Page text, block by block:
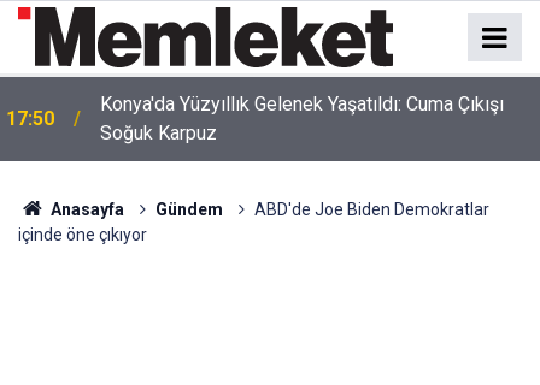
Konya'da Yüzyıllık Gelenek Yaşatıldı: Cuma Çıkışı
Soğuk Karpuz
17:48
İnsan İhmali Minik Carettanın Sonu Oldu
Anasayfa Gündem
ABD'de Joe Biden Demokratlar
içinde öne çıkıyor